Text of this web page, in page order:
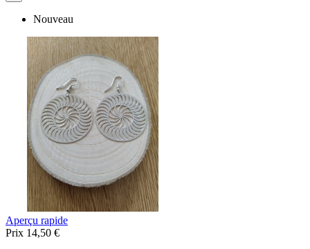
Nouveau
Aperçu rapide
Prix 14,50 €